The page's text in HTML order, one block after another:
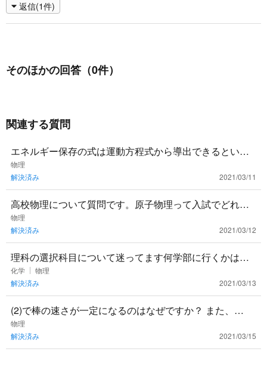
返信(1件)
そのほかの回答（0件）
関連する質問
エネルギー保存の式は運動方程式から導出できるという
話を聞いたのですが，具体的にどうやるんでしょうか？
物理
解決済み
2021/03/11
高校物理について質問です。原子物理って入試でどれく
らい出ますかね？なんかめんどくさそうだしわかりにく
いのであんまり勉強し
物理
解決済み
2021/03/12
理科の選択科目について迷ってます何学部に行くかはま
だ全く決めてなくて(直前まで悩むつもりです)物理化学、
化学生物のどちら
化学
物理
解決済み
2021/03/13
(2)で棒の速さが一定になるのはなぜですか？ また、
（イ）の答えがP=Qなのですが、なぜでしょうか。運動
エネルギーが考慮
物理
解決済み
2021/03/15